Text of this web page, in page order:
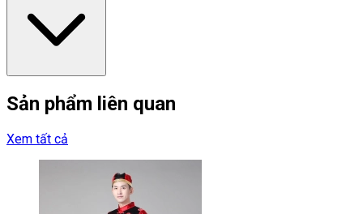
Sản phẩm liên quan
Xem tất cả